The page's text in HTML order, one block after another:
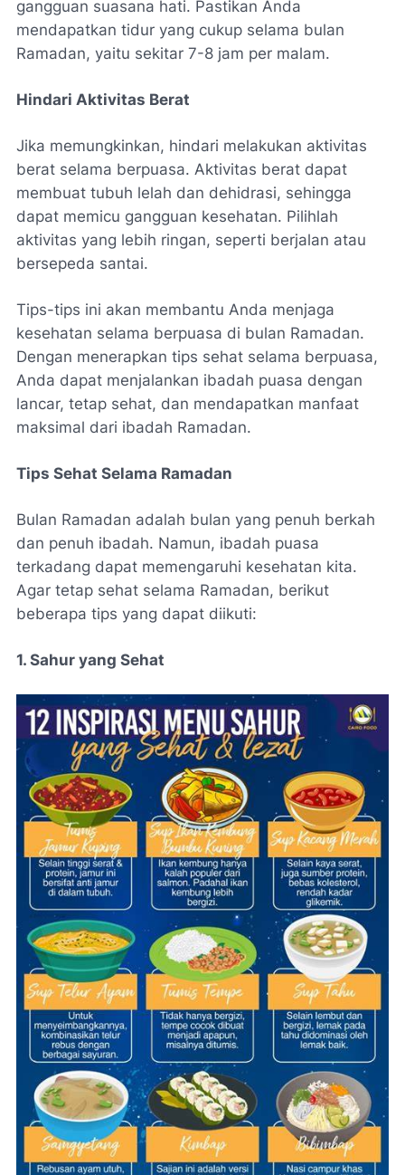
gangguan suasana hati. Pastikan Anda
mendapatkan tidur yang cukup selama bulan
Ramadan, yaitu sekitar 7-8 jam per malam.
Hindari Aktivitas Berat
Jika memungkinkan, hindari melakukan aktivitas
berat selama berpuasa. Aktivitas berat dapat
membuat tubuh lelah dan dehidrasi, sehingga
dapat memicu gangguan kesehatan. Pilihlah
aktivitas yang lebih ringan, seperti berjalan atau
bersepeda santai.
Tips-tips ini akan membantu Anda menjaga
kesehatan selama berpuasa di bulan Ramadan.
Dengan menerapkan tips sehat selama berpuasa,
Anda dapat menjalankan ibadah puasa dengan
lancar, tetap sehat, dan mendapatkan manfaat
maksimal dari ibadah Ramadan.
Tips Sehat Selama Ramadan
Bulan Ramadan adalah bulan yang penuh berkah
dan penuh ibadah. Namun, ibadah puasa
terkadang dapat memengaruhi kesehatan kita.
Agar tetap sehat selama Ramadan, berikut
beberapa tips yang dapat diikuti:
1. Sahur yang Sehat